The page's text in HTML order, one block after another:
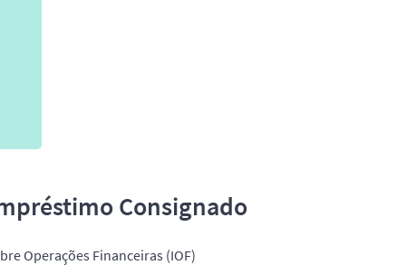
Consignado
Operações Financeiras (IOF)